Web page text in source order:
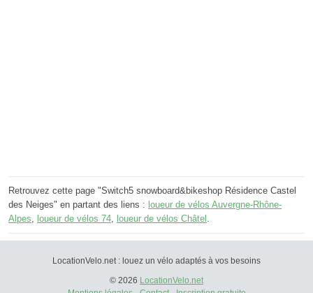
Retrouvez cette page "Switch5 snowboard&bikeshop Résidence Castel
des Neiges" en partant des liens : loueur de vélos Auvergne-Rhône-
Alpes, loueur de vélos 74, loueur de vélos Châtel .
LocationVelo.net : louez un vélo adaptés à vos besoins
© 2026 LocationVelo.net